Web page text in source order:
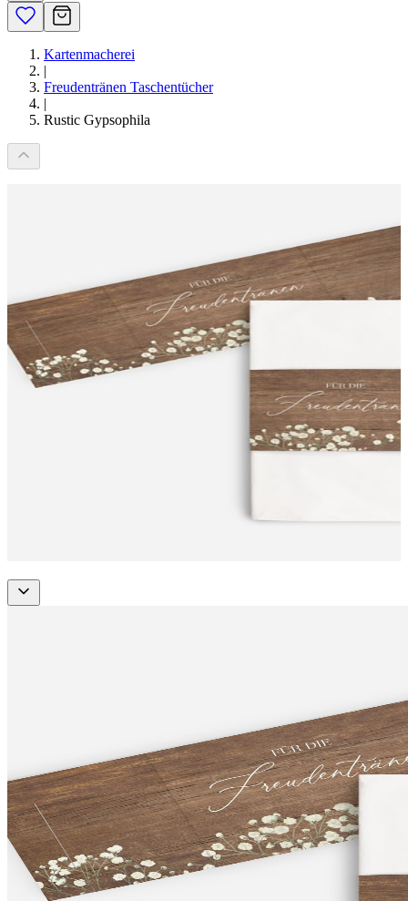
Kartenmacherei
|
Freudentränen Taschentücher
|
Rustic Gypsophila